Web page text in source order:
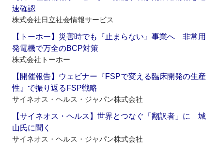
速確認
株式会社日立社会情報サービス
【トーホー】災害時でも『止まらない』事業へ 非常用
発電機で万全のBCP対策
株式会社トーホー
【開催報告】ウェビナー『FSPで変える臨床開発の生産
性』で振り返るFSP戦略
サイネオス・ヘルス・ジャパン株式会社
【サイネオス・ヘルス】世界とつなぐ「翻訳者」に 城
山氏に聞く
サイネオス・ヘルス・ジャパン株式会社